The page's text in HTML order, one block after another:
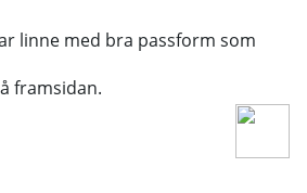
linne med bra passform som
framsidan.